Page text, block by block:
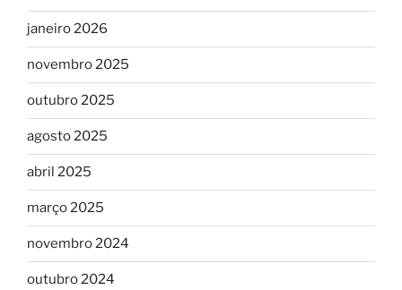
janeiro 2026
novembro 2025
outubro 2025
agosto 2025
abril 2025
março 2025
novembro 2024
outubro 2024